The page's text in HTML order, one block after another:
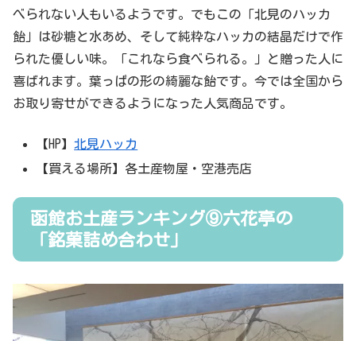
べられない人もいるようです。でもこの「北見のハッカ
飴」は砂糖と水あめ、そして純粋なハッカの結晶だけで作
られた優しい味。「これなら食べられる。」と贈った人に
喜ばれます。葉っぱの形の綺麗な飴です。今では全国から
お取り寄せができるようになった人気商品です。
【HP】北見ハッカ
【買える場所】各土産物屋・空港売店
函館お土産ランキング⑨六花亭の
「銘菓詰め合わせ」